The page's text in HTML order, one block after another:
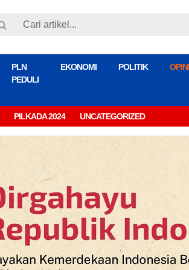
PLN
PEDULI
EKONOMI POLITIK OPINI
PILKADA 2024 UNCATEGORIZED